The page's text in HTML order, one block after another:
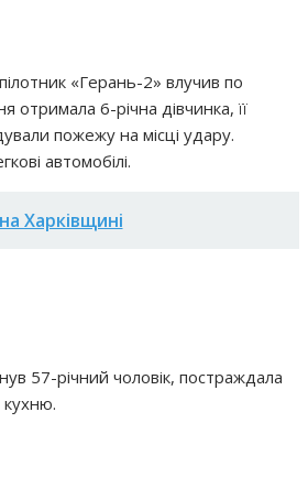
«Герань-2» влучив по
отримала 6-річна дівчинка, її
пожежу на місці удару.
автомобілі.
Харківщині
57-річний чоловік, постраждала